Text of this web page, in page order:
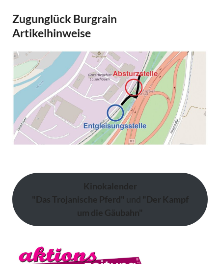
Zugunglück Burgrain
Artikelhinweise
Kinokalender
"Das Trojanische Pferd" und "Der Kampf
um die Gäubahn"